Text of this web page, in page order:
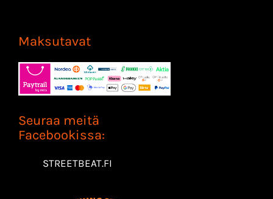
Maksutavat
Seuraa meitä
Facebookissa:
STREETBEAT.FI